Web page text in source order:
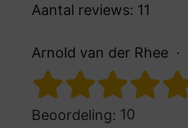
Aantal reviews: 11
Arnold van der Rhee
Beoordeling: 10